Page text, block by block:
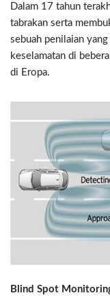
Dalam 17 tahun
tabrakan serta
sebuah penilaian
keselamatan di
di Eropa.
Blind Spot